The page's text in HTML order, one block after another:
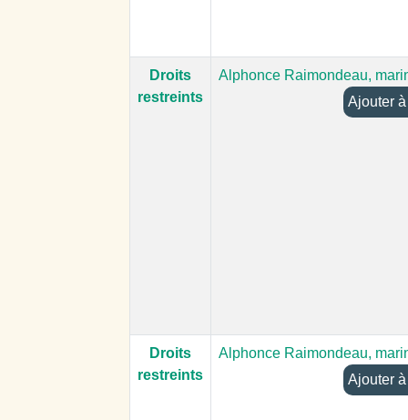
Droits
restreints
Alphonce Raimondeau,
Droits
restreints
Alphonce Raimondeau,